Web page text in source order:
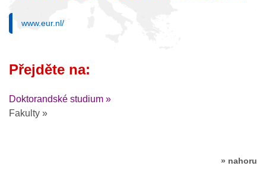
www.eur.nl/
Přejděte na:
Doktorandské studium »
Fakulty »
» nahoru